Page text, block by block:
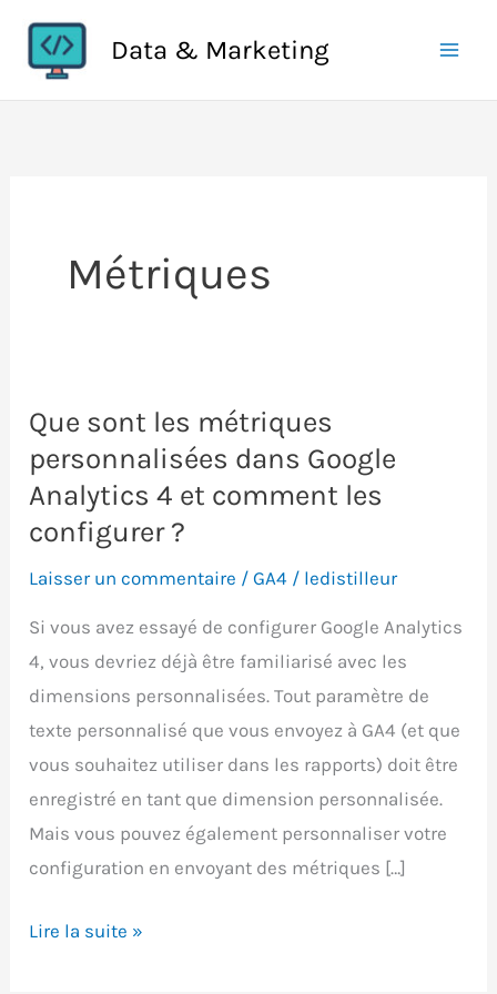
contenu
Data & Marketing
Métriques
Que sont les métriques
personnalisées dans Google
Analytics 4 et comment les
configurer ?
Laisser un commentaire /GA4 / ledistilleur
Si vous avez essayé de configurer Google Analytics
4, vous devriez déjà être familiarisé avec les
dimensions personnalisées. Tout paramètre de
texte personnalisé que vous envoyez à GA4 (et que
vous souhaitez utiliser dans les rapports) doit être
enregistré en tant que dimension personnalisée.
Mais vous pouvez également personnaliser votre
configuration en envoyant des métriques […]
Que
Lire la suite »